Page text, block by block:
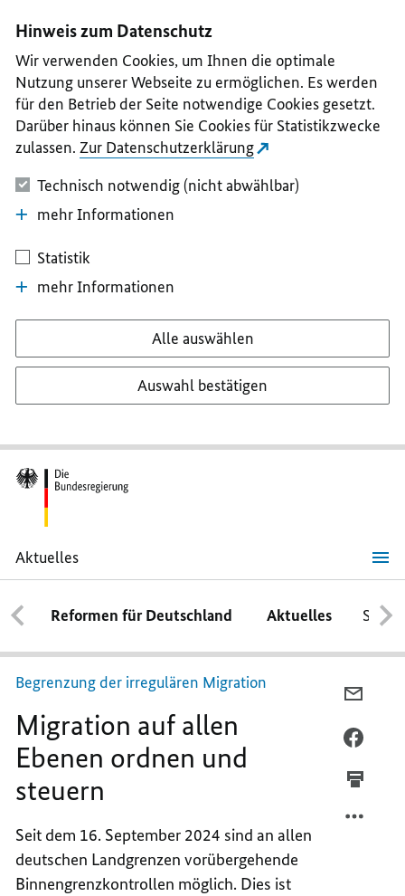
II
III
IV
V
Hinweis zum Datenschutz
Wir verwenden Cookies, um Ihnen die optimale
Nutzung unserer Webseite zu ermöglichen. Es werden
für den Betrieb der Seite notwendige Cookies gesetzt.
Darüber hinaus können Sie Cookies für Statistikzwecke
zulassen. Zur Datenschutzerklärung
Technisch notwendig (nicht abwählbar)
mehr Informationen
Statistik
mehr Informationen
Alle auswählen
Auswahl bestätigen
Aktuelles
Migration
auf
allen
Ebenen
ordnen
und
steuern
Reformen für Deutschland Aktuelles
Begrenzung der irregulären Migration
Migration auf allen
Ebenen ordnen und
steuern
Seit dem 16. September 2024 sind an allen
deutschen Landgrenzen vorübergehende
Binnengrenzkontrollen möglich. Dies ist